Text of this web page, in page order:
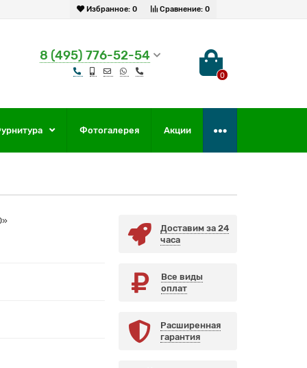
Сравнение: 0
Избранное: 0
8 (495) 776-52-54
0
Фотогалерея Акции
Доставим за 24
часа
Все виды
оплат
Расширенная
гарантия